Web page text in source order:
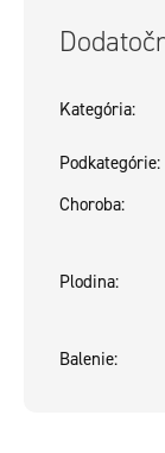
Kategória:
Podkategórie:
Choroba:
Plodina:
Balenie: